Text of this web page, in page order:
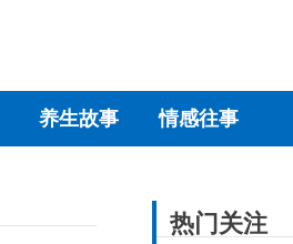
养生故事 情感往事
热门关注